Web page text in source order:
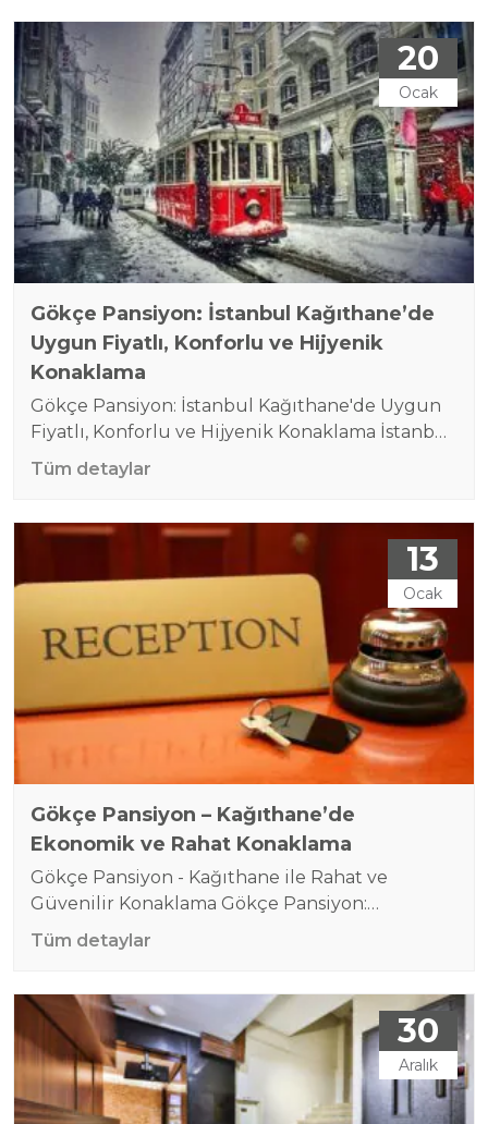
merkezidir. Ancak bu büyük şehir, misafirler
için konaklama planlaması yaparken karmaşık
ve maliyetli olabilir. Bu noktada, İstanbul
dışından gelenler için hem ekonomik hem de
konforlu bir…
20
Ocak
Gökçe Pansiyon: İstanbul Kağıthane’de
Uygun Fiyatlı, Konforlu ve Hijyenik
Konaklama
Gökçe Pansiyon: İstanbul Kağıthane'de Uygun
Fiyatlı, Konforlu ve Hijyenik Konaklama İstanbul,
hem iş hem de turizm açısından önemli bir
şehir. Ancak, bu büyük metropolde konaklama
yüksek fiyatlarla karşımıza çıkıyor. Gökçe
fiyatlarla, konforlu ve hijyenik bir konaklama
deneyimi sunarak bu sorunu çözmek için ideal
bir tercihtir.…
Tüm detaylar
13
Ocak
Gökçe Pansiyon – Kağıthane’de
Ekonomik ve Rahat Konaklama
Gökçe Pansiyon - Kağıthane ile Rahat ve
Güvenilir Konaklama Gökçe Pansiyon:
Kağıthane’nin En Uygun Fiyatlı Pansiyonu -
Temiz ve Konforlu Konaklama İstanbul’un
Pansiyonu Gökçe Pansiyon, hem iş hem de tatil
amaçlı ziyaretçiler için mükemmel bir
konaklama seçeneği sunuyor. Konforlu, temiz
ve bütçe dostu odalarıyla misafirlerine ev
sıcaklığında bir ortam…
Tüm detaylar
30
Aralık